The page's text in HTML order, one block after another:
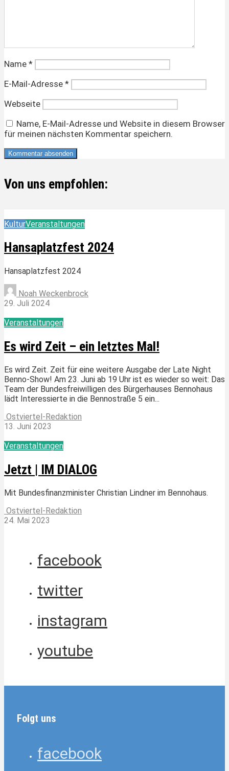
Name *
E-Mail-Adresse *
Webseite
Name, E-Mail-Adresse und Website in diesem Browser
für meinen nächsten Kommentar speichern.
Von uns empfohlen:
KulturVeranstaltungen
Hansaplatzfest 2024
Hansaplatzfest 2024
Noah Weckenbrock
29. Juli 2024
Veranstaltungen
Es wird Zeit – ein letztes Mal!
Es wird Zeit. Zeit für eine weitere Ausgabe der Late Night
Benno-Show! Am 23. Juni ab 19 Uhr ist es wieder so weit: Das
Team der Bundesfreiwilligen des Bürgerhauses Bennohaus
lädt Interessierte in die Bennostraße 5 ein...
Ostviertel-Redaktion
13. Juni 2023
Veranstaltungen
Jetzt | IM DIALOG
Mit Bundesfinanzminister Christian Lindner im Bennohaus.
Ostviertel-Redaktion
24. Mai 2023
facebook
twitter
instagram
youtube
Folgt uns
facebook